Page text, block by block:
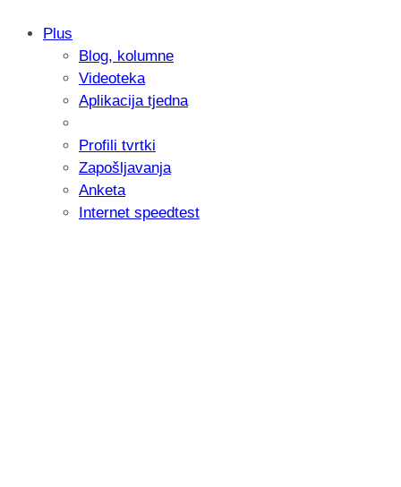
Samsung otkrio kako je nastajala
donijelo tanje i izdržljivije preklopne
Plus
Blog, kolumne
Videoteka
Aplikacija tjedna
Profili tvrtki
Zapošljavanja
Anketa
Internet speedtest